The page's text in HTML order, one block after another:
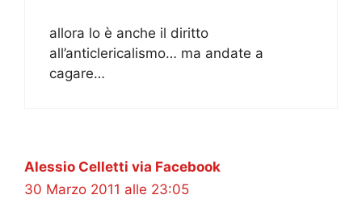
allora lo è anche il diritto
all’anticlericalismo… ma andate a
cagare…
Alessio Celletti via Facebook
30 Marzo 2011 alle 23:05